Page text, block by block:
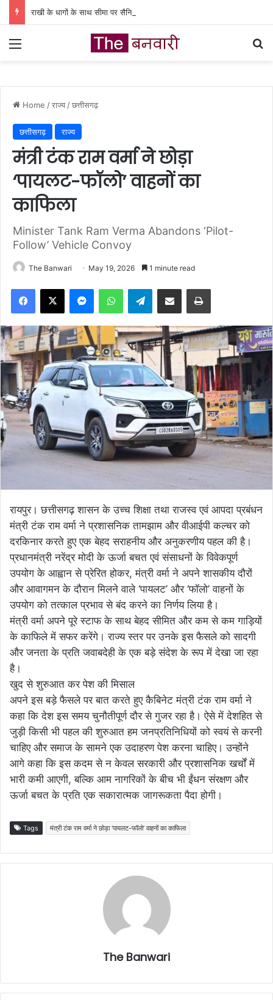
Menu
Home /राज्य /छत्तीसगढ़
छत्तीसगढ़ राज्य
मंत्री टंक राम वर्मा ने छोड़ा
‘पायलट-फॉलो’ वाहनों का
काफिला
Minister Tank Ram Verma Abandons ‘Pilot-
Follow’ Vehicle Convoy
The Banwari May 19, 2026 1 minute read
Facebook
X MessengerWhatsAppTelegramShare via Email Print
रायपुर। छत्तीसगढ़ शासन के उच्च शिक्षा तथा राजस्व एवं आपदा प्रबंधन
मंत्री टंक राम वर्मा ने प्रशासनिक तामझाम और वीआईपी कल्चर को
दरकिनार करते हुए एक बेहद सराहनीय और अनुकरणीय पहल की है।
प्रधानमंत्री नरेंद्र मोदी के ऊर्जा बचत एवं संसाधनों के विवेकपूर्ण
उपयोग के आह्वान से प्रेरित होकर, मंत्री वर्मा ने अपने शासकीय दौरों
और आवागमन के दौरान मिलने वाले ‘पायलट’ और ‘फॉलो’ वाहनों के
उपयोग को तत्काल प्रभाव से बंद करने का निर्णय लिया है।
मंत्री वर्मा अपने पूरे स्टाफ के साथ बेहद सीमित और कम से कम गाड़ियों
के काफिले में सफर करेंगे। राज्य स्तर पर उनके इस फैसले को सादगी
और जनता के प्रति जवाबदेही के एक बड़े संदेश के रूप में देखा जा रहा
है।
​खुद से शुरुआत कर पेश की मिसाल
अपने इस बड़े फैसले पर बात करते हुए कैबिनेट मंत्री टंक राम वर्मा ने
कहा कि देश इस समय चुनौतीपूर्ण दौर से गुजर रहा है। ऐसे में देशहित से
जुड़ी किसी भी पहल की शुरुआत हम जनप्रतिनिधियों को स्वयं से करनी
चाहिए और समाज के सामने एक उदाहरण पेश करना चाहिए। ​उन्होंने
आगे कहा कि इस कदम से न केवल सरकारी और प्रशासनिक खर्चों में
भारी कमी आएगी, बल्कि आम नागरिकों के बीच भी ईंधन संरक्षण और
ऊर्जा बचत के प्रति एक सकारात्मक जागरूकता पैदा होगी।
Tags मंत्री टंक राम वर्मा ने छोड़ा ‘पायलट-फॉलो’ वाहनों का काफिला
The Banwari